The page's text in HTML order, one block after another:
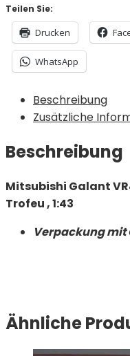
Teilen Sie:
Drucken
WhatsApp
Beschreibung
Zusätzliche
Beschreibung
Mitsubishi Galant
Trofeu , 1:43
Verpackung
Ähnliche